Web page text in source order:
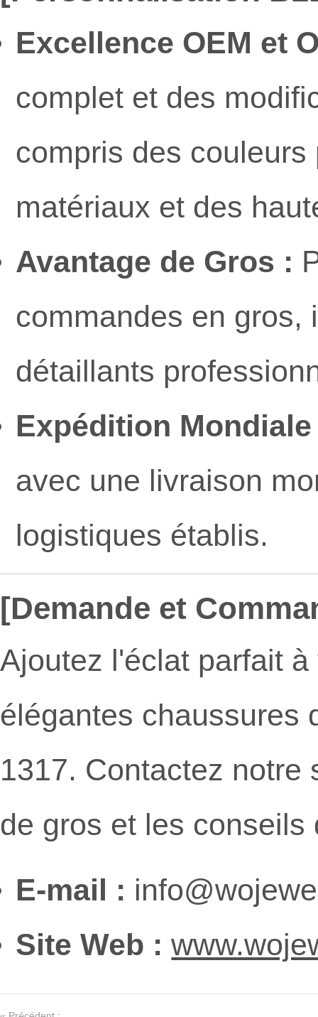
Excellence OEM et
complet et des
compris des
matériaux et des
Avantage de Gros :
commandes en gros,
détaillants
Expédition
avec une livraison
logistiques établis.
[Demande et
Ajoutez l'éclat parfait
élégantes chaussures
1317. Contactez notre
de gros et les
E-mail :
Site Web :